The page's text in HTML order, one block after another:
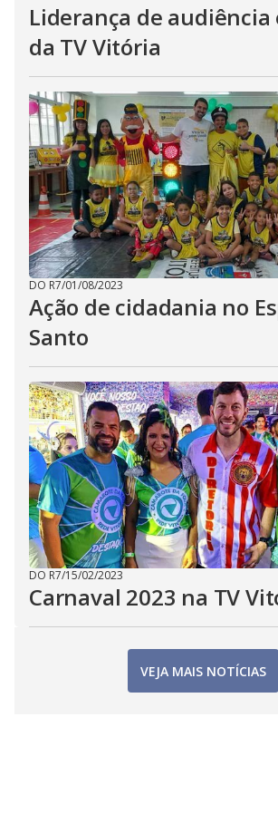
Liderança de audiência
da TV Vitória
DO R7/01/08/2023
Ação de cidadania no
Santo
DO R7/15/02/2023
Carnaval 2023 na TV
VEJA MAIS NOTÍCIAS